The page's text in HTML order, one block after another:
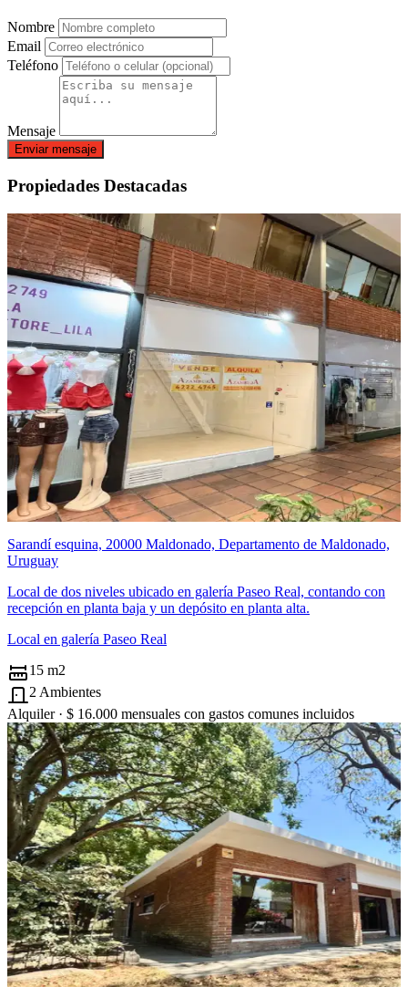
Nombre
Email
Teléfono
Mensaje
Enviar mensaje
Propiedades Destacadas
Sarandí esquina, 20000 Maldonado, Departamento de Maldonado,
Uruguay
Local de dos niveles ubicado en galería Paseo Real, contando con
recepción en planta baja y un depósito en planta alta.
Local en galería Paseo Real
15 m2
2 Ambientes
Alquiler · $ 16.000 mensuales con gastos comunes incluidos